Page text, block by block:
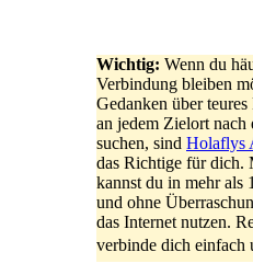
Wichtig: Wenn du
Verbindung bleiben
Gedanken über
an jedem Zielort
suchen, sind Holaflys
das Richtige für dich.
kannst du in mehr als
und ohne
das Internet nutzen.
verbinde dich einfach